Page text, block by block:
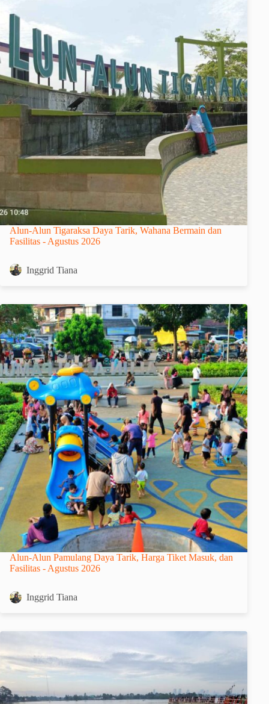
Alun-Alun Tigaraksa Daya Tarik, Wahana Bermain dan
Fasilitas - Agustus 2026
Inggrid Tiana
Alun-Alun Pamulang Daya Tarik, Harga Tiket Masuk, dan
Fasilitas - Agustus 2026
Inggrid Tiana